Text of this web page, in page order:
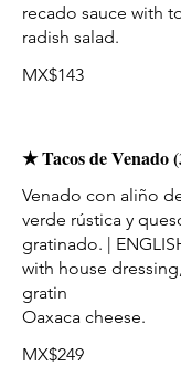
recado sauce with
MX$143
★ Tacos de Venado
Venado con aliño
verde rústica y
gratinado. |
with house
gratin
Oaxaca cheese.
MX$249